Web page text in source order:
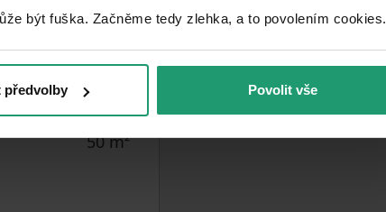
být fuška. Začněme tedy zlehka, a to povolením cookies.​
předvolby Povolit vše
out of 11
G - Extremely
uneconomical
50m²